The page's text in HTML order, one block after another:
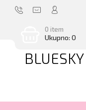
0 item
Ukupno: 0